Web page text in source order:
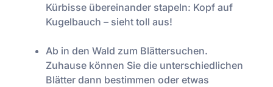
Kürbisse übereinander stapeln: Kopf auf
Kugelbauch – sieht toll aus!
Ab in den Wald zum Blättersuchen.
Zuhause können Sie die unterschiedlichen
Blätter dann bestimmen oder etwas